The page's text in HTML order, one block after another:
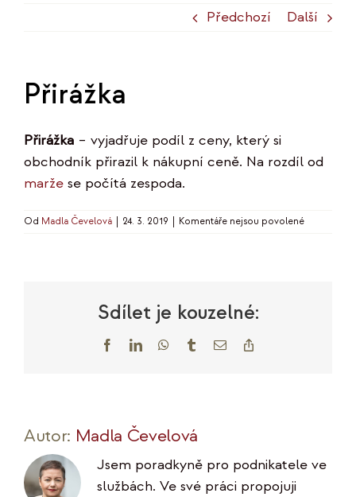
Předchozí Další
Přirážka
Přirážka – vyjadřuje podíl z ceny, který si
obchodník přirazil k nákupní ceně. Na rozdíl od
marže se počítá zespoda.
Od Madla Čevelová 24. 3. 2019 Komentáře nejsou povolenéu
Sdílet je kouzelné:
FacebookLinkedInWhatsApp
TumblrE-
Autor: Madla Čevelová
Jsem poradkyně pro podnikatele ve
službách. Ve své práci propojuji